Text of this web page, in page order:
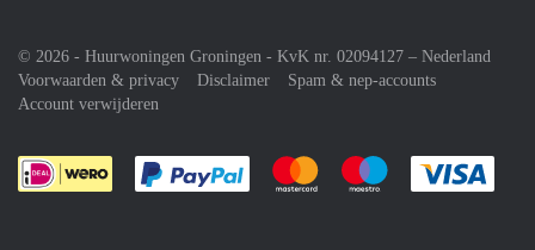
© 2026 - Huurwoningen Groningen - KvK nr. 02094127 – Nederland
Voorwaarden & privacy
Disclaimer
Spam & nep-accounts
Account verwijderen
Je rekent gemakkelijk af met Paypal
Je rekent gemakkelijk af met
Je rekent